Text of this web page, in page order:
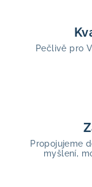
Pečlivě pro
Propojujeme
myšlení,